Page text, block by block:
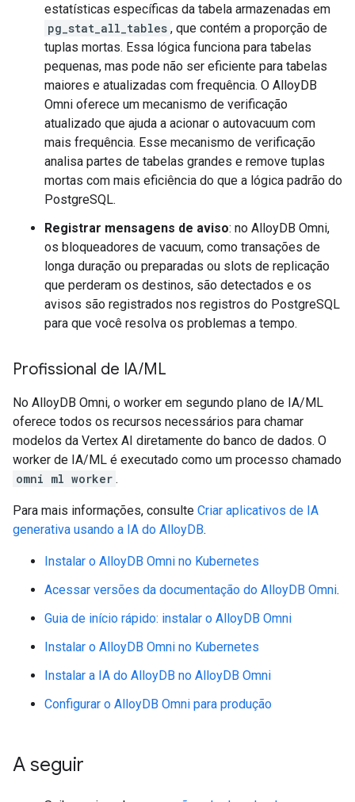
estatísticas específicas da tabela armazenadas em
pg_stat_all_tables , que contém a proporção de
tuplas mortas. Essa lógica funciona para tabelas
pequenas, mas pode não ser eficiente para tabelas
maiores e atualizadas com frequência. O AlloyDB
Omni oferece um mecanismo de verificação
atualizado que ajuda a acionar o autovacuum com
mais frequência. Esse mecanismo de verificação
analisa partes de tabelas grandes e remove tuplas
mortas com mais eficiência do que a lógica padrão do
PostgreSQL.
Registrar mensagens de aviso: no AlloyDB Omni,
os bloqueadores de vacuum, como transações de
longa duração ou preparadas ou slots de replicação
que perderam os destinos, são detectados e os
avisos são registrados nos registros do PostgreSQL
para que você resolva os problemas a tempo.
Profissional de IA/ML
No AlloyDB Omni, o worker em segundo plano de IA/ML
oferece todos os recursos necessários para chamar
modelos da Vertex AI diretamente do banco de dados. O
worker de IA/ML é executado como um processo chamado
omni ml worker .
Para mais informações, consulte Criar aplicativos de IA
generativa usando a IA do AlloyDB.
Instalar o AlloyDB Omni no Kubernetes
Acessar versões da documentação do AlloyDB Omni.
Guia de início rápido: instalar o AlloyDB Omni
Instalar o AlloyDB Omni no Kubernetes
Instalar a IA do AlloyDB no AlloyDB Omni
Configurar o AlloyDB Omni para produção
A seguir